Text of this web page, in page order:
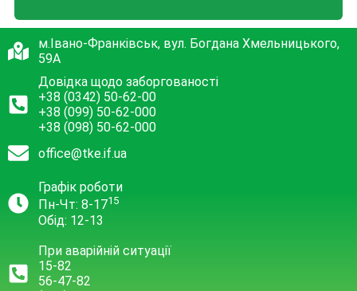
м.Івано-Франківськ, вул. Богдана Хмельницького,
59А
Довідка щодо заборгованості
+38 (0342) 50-62-00
+38 (099) 50-62-000
+38 (098) 50-62-000
office@tke.if.ua
Графік роботи
Пн-Чт: 8-1715
Обід: 12-13
При аварійній ситуації
15-82
56-47-82